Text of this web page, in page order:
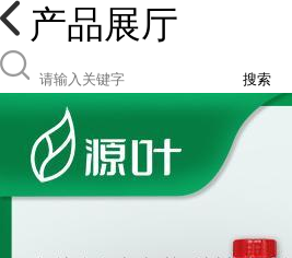
产品展厅
搜索